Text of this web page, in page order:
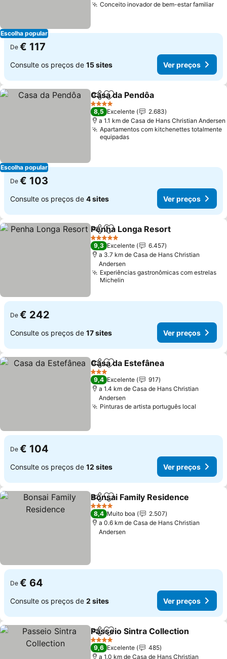
Escolha popular
Conceito inovador de bem-estar familiar
De € 117
Consulte os preços de 15 sites Ver preços
Escolha popular
PartilharAdicionar aos favoritos
Casa da Pendôa
4 Estrelas
8,5 Excelente
2.683
a 1.1 km de Casa de Hans Christian Andersen
Apartamentos com kitchenettes totalmente
equipadas
De € 103
Consulte os preços de 4 sites Ver preços
PartilharAdicionar aos favoritos
Penha Longa Resort
5 Estrelas
9,3 Excelente
6.457
a 3.7 km de Casa de Hans Christian
Andersen
Experiências gastronômicas com estrelas
Michelin
De € 242
Consulte os preços de 17 sites Ver preços
PartilharAdicionar aos favoritos
Casa da Estefânea
3 Estrelas
9,4 Excelente
917
a 1.4 km de Casa de Hans Christian
Andersen
Pinturas de artista português local
De € 104
Consulte os preços de 12 sites Ver preços
PartilharAdicionar aos favoritos
Bonsai Family Residence
4 Estrelas
8,4 Muito boa
2.507
a 0.6 km de Casa de Hans Christian
Andersen
De € 64
Consulte os preços de 2 sites Ver preços
PartilharAdicionar aos favoritos
Passeio Sintra Collection
4 Estrelas
9,6 Excelente
485
a 1.0 km de Casa de Hans Christian